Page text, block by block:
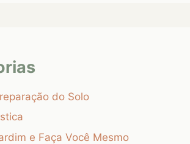
do Solo
e Faça Você Mesmo